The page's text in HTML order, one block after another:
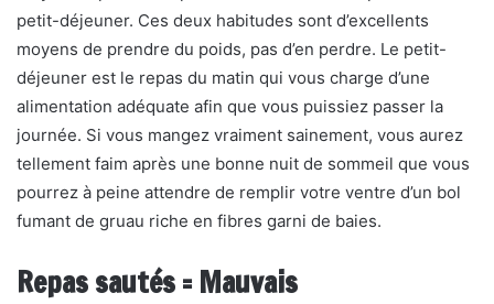
petit-déjeuner. Ces deux habitudes sont d’excellents
moyens de prendre du poids, pas d’en perdre. Le petit-
déjeuner est le repas du matin qui vous charge d’une
alimentation adéquate afin que vous puissiez passer la
journée. Si vous mangez vraiment sainement, vous aurez
tellement faim après une bonne nuit de sommeil que vous
pourrez à peine attendre de remplir votre ventre d’un bol
fumant de gruau riche en fibres garni de baies.
Repas sautés = Mauvais